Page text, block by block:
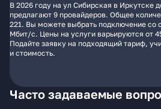
В 2026 году на ул Сибирская в Иркутске
предлагают 9 провайдеров. Общее
221. Вы можете выбрать подключение со
Мбит/с. Цены на услуги варьируются от
Подайте заявку на подходящий тариф,
и стоимость.
Часто задаваемые